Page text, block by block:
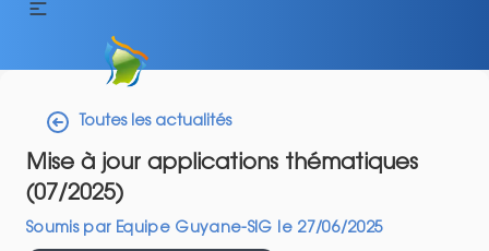
Toutes les actualités
Mise à jour applications thématiques
(07/2025)
Soumis par Equipe Guyane-SIG le 27/06/2025